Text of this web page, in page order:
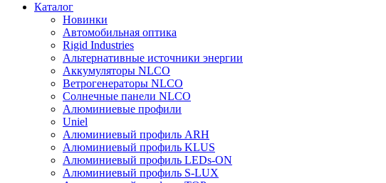
Каталог
Новинки
Автомобильная оптика
Rigid Industries
Альтернативные источники энергии
Аккумуляторы NLCO
Ветрогенераторы NLCO
Солнечные панели NLCO
Алюминиевые профили
Uniel
Алюминиевый профиль ARH
Алюминиевый профиль KLUS
Алюминиевый профиль LEDs-ON
Алюминиевый профиль S-LUX